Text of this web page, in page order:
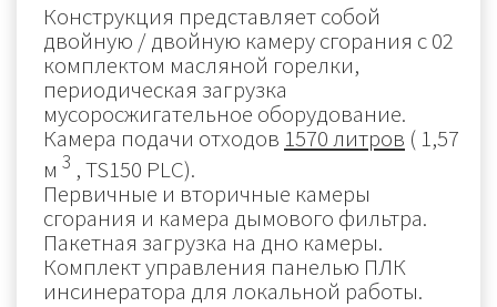
Конструкция представляет собой
двойную / двойную камеру сгорания с 02
комплектом масляной горелки,
периодическая загрузка
мусоросжигательное оборудование.
Камера подачи отходов 1570 литров ( 1,57
м 3 , TS150 PLC).
Первичные и вторичные камеры
сгорания и камера дымового фильтра.
Пакетная загрузка на дно камеры.
Комплект управления панелью ПЛК
инсинератора для локальной работы.